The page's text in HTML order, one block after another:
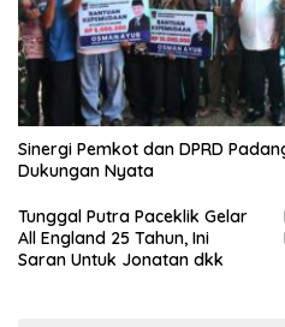
Sinergi Pemkot dan DPRD
Dukungan Nyata
Tunggal Putra Paceklik Gelar
All England 25 Tahun, Ini
Saran Untuk Jonatan dkk